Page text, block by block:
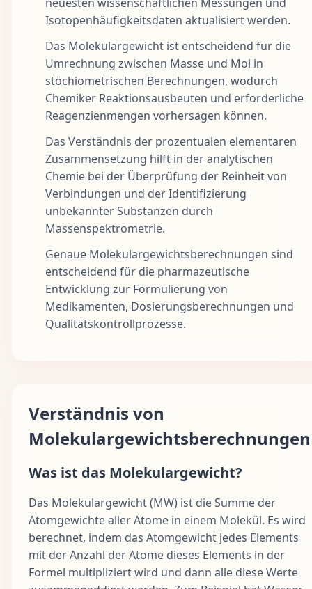
Isotopenhäufigkeitsdaten aktualisiert werden.
Das Molekulargewicht ist entscheidend für die
Umrechnung zwischen Masse und Mol in
stöchiometrischen Berechnungen, wodurch
Chemiker Reaktionsausbeuten und erforderliche
Reagenzienmengen vorhersagen können.
Das Verständnis der prozentualen elementaren
Zusammensetzung hilft in der analytischen
Chemie bei der Überprüfung der Reinheit von
Verbindungen und der Identifizierung
unbekannter Substanzen durch
Massenspektrometrie.
Genaue Molekulargewichtsberechnungen sind
entscheidend für die pharmazeutische
Entwicklung zur Formulierung von
Medikamenten, Dosierungsberechnungen und
Qualitätskontrollprozesse.
Verständnis von
Molekulargewichtsberechnungen
Was ist das Molekulargewicht?
Das Molekulargewicht (MW) ist die Summe der
Atomgewichte aller Atome in einem Molekül. Es wird
berechnet, indem das Atomgewicht jedes Elements
mit der Anzahl der Atome dieses Elements in der
Formel multipliziert wird und dann alle diese Werte